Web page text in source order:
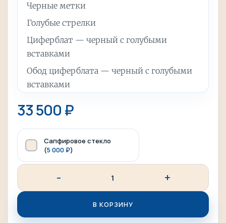
Черные метки
Голубые стрелки
Циферблат — черный с голубыми
вставками
Обод циферблата — черный с голубыми
вставками
Стекло — минеральное
Диаметр часов — 41 мм
кол-ва звеньев на браслете)
33 500 ₽
Сапфировое стекло
(5 000 ₽)
В КОРЗИНУ